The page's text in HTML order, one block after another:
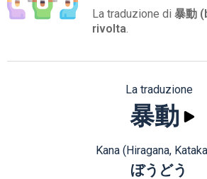
La traduzione di 暴動
rivolta.
La traduzione
暴動
Kana (Hiragana,
ぼうどう